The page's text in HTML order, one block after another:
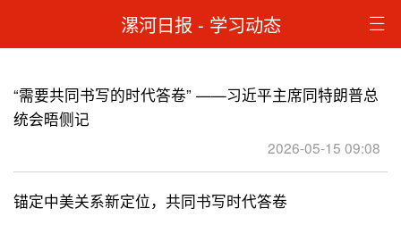
漯河日报 - 学习动态
“需要共同书写的时代答卷” ——习近平主席同特朗普总
统会晤侧记
2026-05-15 09:08
锚定中美关系新定位，共同书写时代答卷